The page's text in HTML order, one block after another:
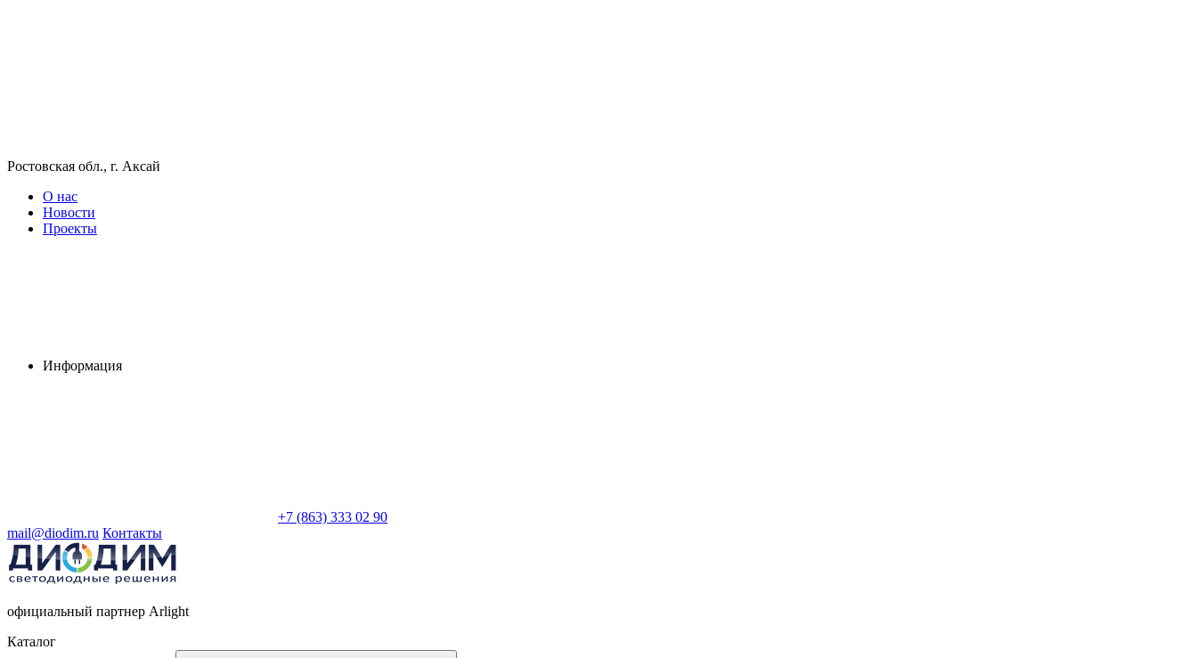
Ростовская обл., г. Аксай
О нас
Новости
Проекты
Информация
+7 (863) 333 02 90
mail@diodim.ru Контакты
официальный партнер Arlight
Каталог